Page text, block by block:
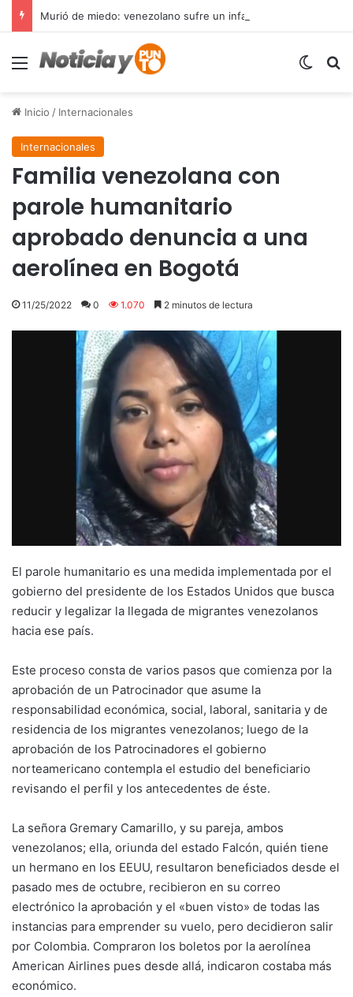
Menú
Inicio / Internacionales
Internacionales
Familia venezolana con
parole humanitario
aprobado denuncia a una
aerolínea en Bogotá
11/25/2022 0 1.070 2 minutos de lectura
El parole humanitario es una medida implementada por el
gobierno del presidente de los Estados Unidos que busca
reducir y legalizar la llegada de migrantes venezolanos
hacia ese país.
Este proceso consta de varios pasos que comienza por la
aprobación de un Patrocinador que asume la
responsabilidad económica, social, laboral, sanitaria y de
residencia de los migrantes venezolanos; luego de la
aprobación de los Patrocinadores el gobierno
norteamericano contempla el estudio del beneficiario
revisando el perfil y los antecedentes de éste.
La señora Gremary Camarillo, y su pareja, ambos
venezolanos; ella, oriunda del estado Falcón, quién tiene
un hermano en los EEUU, resultaron beneficiados desde el
pasado mes de octubre, recibieron en su correo
electrónico la aprobación y el «buen visto» de todas las
instancias para emprender su vuelo, pero decidieron salir
por Colombia. Compraron los boletos por la aerolínea
American Airlines pues desde allá, indicaron costaba más
económico.